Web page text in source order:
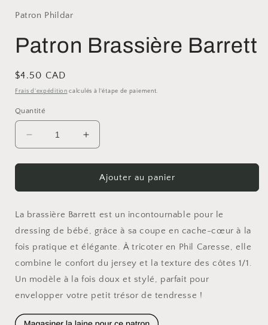
Patron Phildar
Patron Brassière Barrett
Prix
habituel
$4.50 CAD
Frais d'expédition calculés à l'étape de paiement.
Quantité
Réduire
la
quantité
Patron
Barrett
Augmenter
la
quantité
Patron
Barrett
Ajouter au panier
La brassière Barrett est un incontournable pour le
dressing de bébé, grâce à sa coupe en cache-cœur à la
fois pratique et élégante. À tricoter en Phil Caresse, elle
combine le confort du jersey et la texture des côtes 1/1.
Un modèle à la fois doux et stylé, parfait pour
envelopper votre petit trésor de tendresse !